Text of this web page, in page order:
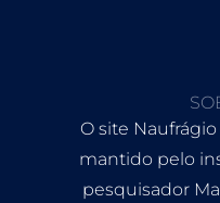
O site
mantido pelo
pesquisador